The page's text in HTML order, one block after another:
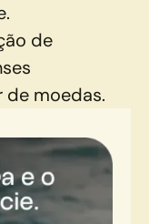
de
de moedas.